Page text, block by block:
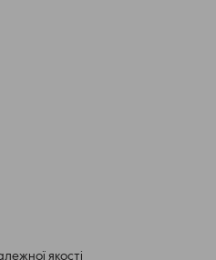
якості